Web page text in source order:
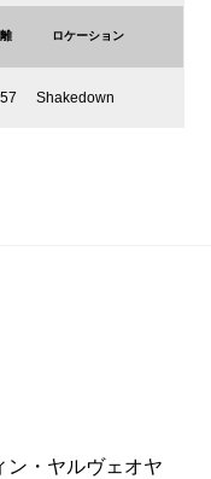
ロケーション
Shakedown
ン・ヤルヴェオヤ